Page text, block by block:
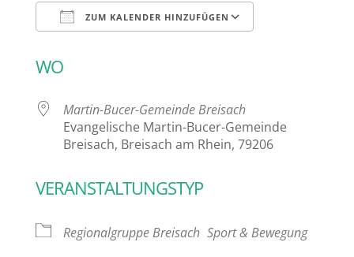
ZUM KALENDER HINZUFÜGEN
WO
Martin-Bucer-Gemeinde Breisach
Evangelische Martin-Bucer-Gemeinde
Breisach, Breisach am Rhein, 79206
VERANSTALTUNGSTYP
Regionalgruppe Breisach Sport & Bewegung